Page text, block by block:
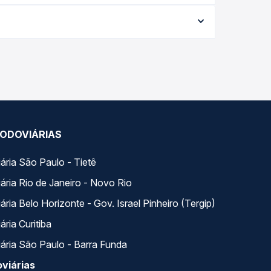
oferta para o seu roteiro.
São Paulo - Tietê
Rio de Janeiro - Novo Rio
Belo Horizonte - Gov. Israel Pinheiro (Tergip)
Curitiba
São Paulo - Barra Funda